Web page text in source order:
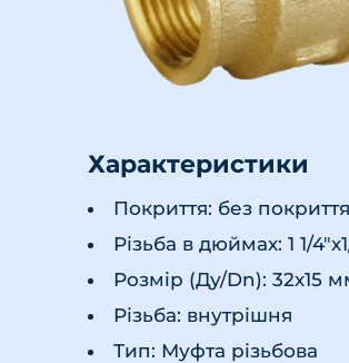
Характеристики
Покриття: без покриття
Різьба в дюймах: 1 1/
Розмір (Ду/Dn): 32х15
Різьба: внутрішня
Тип: Муфта різьбова